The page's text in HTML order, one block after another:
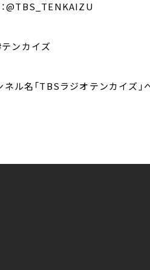
@TBS_TENKAIZU
ンカイズ
ル名「TBSラジオテンカイズ」